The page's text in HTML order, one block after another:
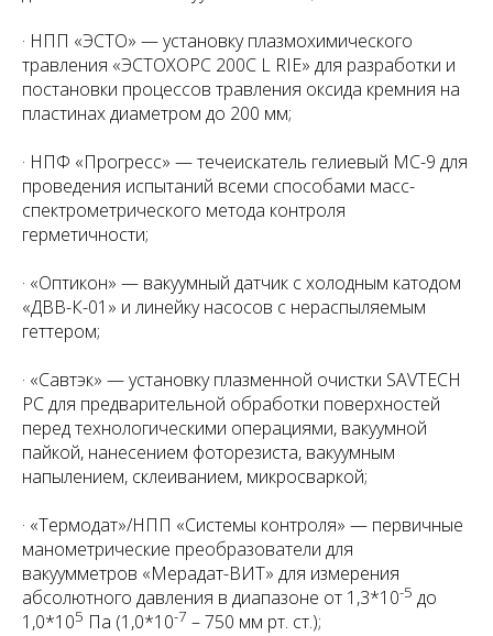
· НПП «ЭСТО» — установку плазмохимического
травления «ЭСТОХОРС 200С L RIE» для разработки и
постановки процессов травления оксида кремния на
пластинах диаметром до 200 мм;
· НПФ «Прогресс» — течеискатель гелиевый МС-9 для
проведения испытаний всеми способами масс-
спектрометрического метода контроля
герметичности;
· «Оптикон» — вакуумный датчик с холодным катодом
«ДВВ-К-01» и линейку насосов с нераспыляемым
геттером;
· «Савтэк» — установку плазменной очистки SAVTECH
PC для предварительной обработки поверхностей
перед технологическими операциями, вакуумной
пайкой, нанесением фоторезиста, вакуумным
напылением, склеиванием, микросваркой;
· «Термодат»/НПП «Системы контроля» — первичные
манометрические преобразователи для
вакуумметров «Мерадат-ВИТ» для измерения
абсолютного давления в диапазоне от 1,3*10-5 до
1,0*105 Па (1,0*10-7 – 750 мм рт. ст.);